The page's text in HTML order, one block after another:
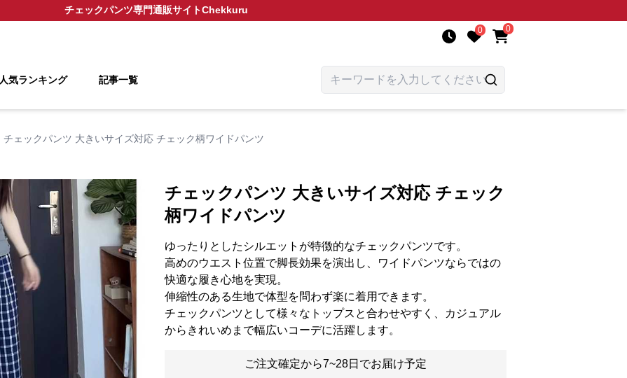
チェックパンツ専門通販サイトChekkuru
0 0
人気ランキング 記事一覧
チェックパンツ 大きいサイズ対応 チェック柄ワイドパンツ
チェックパンツ 大きいサイズ対応 チェック
柄ワイドパンツ
ゆったりとしたシルエットが特徴的なチェックパンツです。
高めのウエスト位置で脚長効果を演出し、ワイドパンツならではの
快適な履き心地を実現。
伸縮性のある生地で体型を問わず楽に着用できます。
チェックパンツとして様々なトップスと合わせやすく、カジュアル
からきれいめまで幅広いコーデに活躍します。
ご注文確定から7~28日でお届け予定